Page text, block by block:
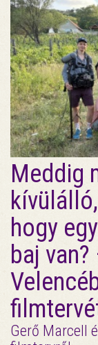
Meddig
hogy
baj van?
Gerő Marcell